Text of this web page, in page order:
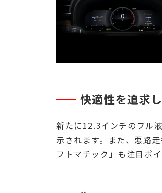
快適性を追求
新たに12.3インチのフル
示されます。また、悪路
フトマチック」も注目ポイ